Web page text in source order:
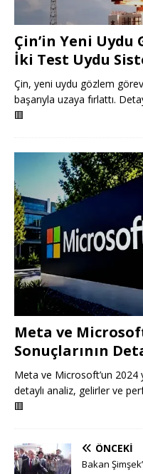
Çin’in Yeni
İki Test Uydu
Çin, yeni uydu gözlem
başarıyla uzaya fırlattı.
🟥
Meta ve
Sonuçlarının
Meta ve Microsoft’un 2024
detaylı analiz, gelirler ve
🟥
ÖNCEKI
Bakan